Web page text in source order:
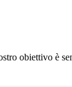
obiettivo è